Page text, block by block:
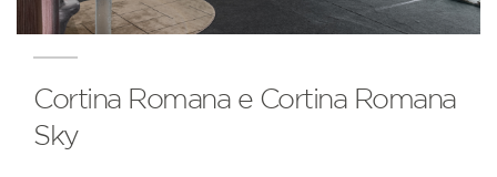
Cortina Romana e Cortina Romana
Sky